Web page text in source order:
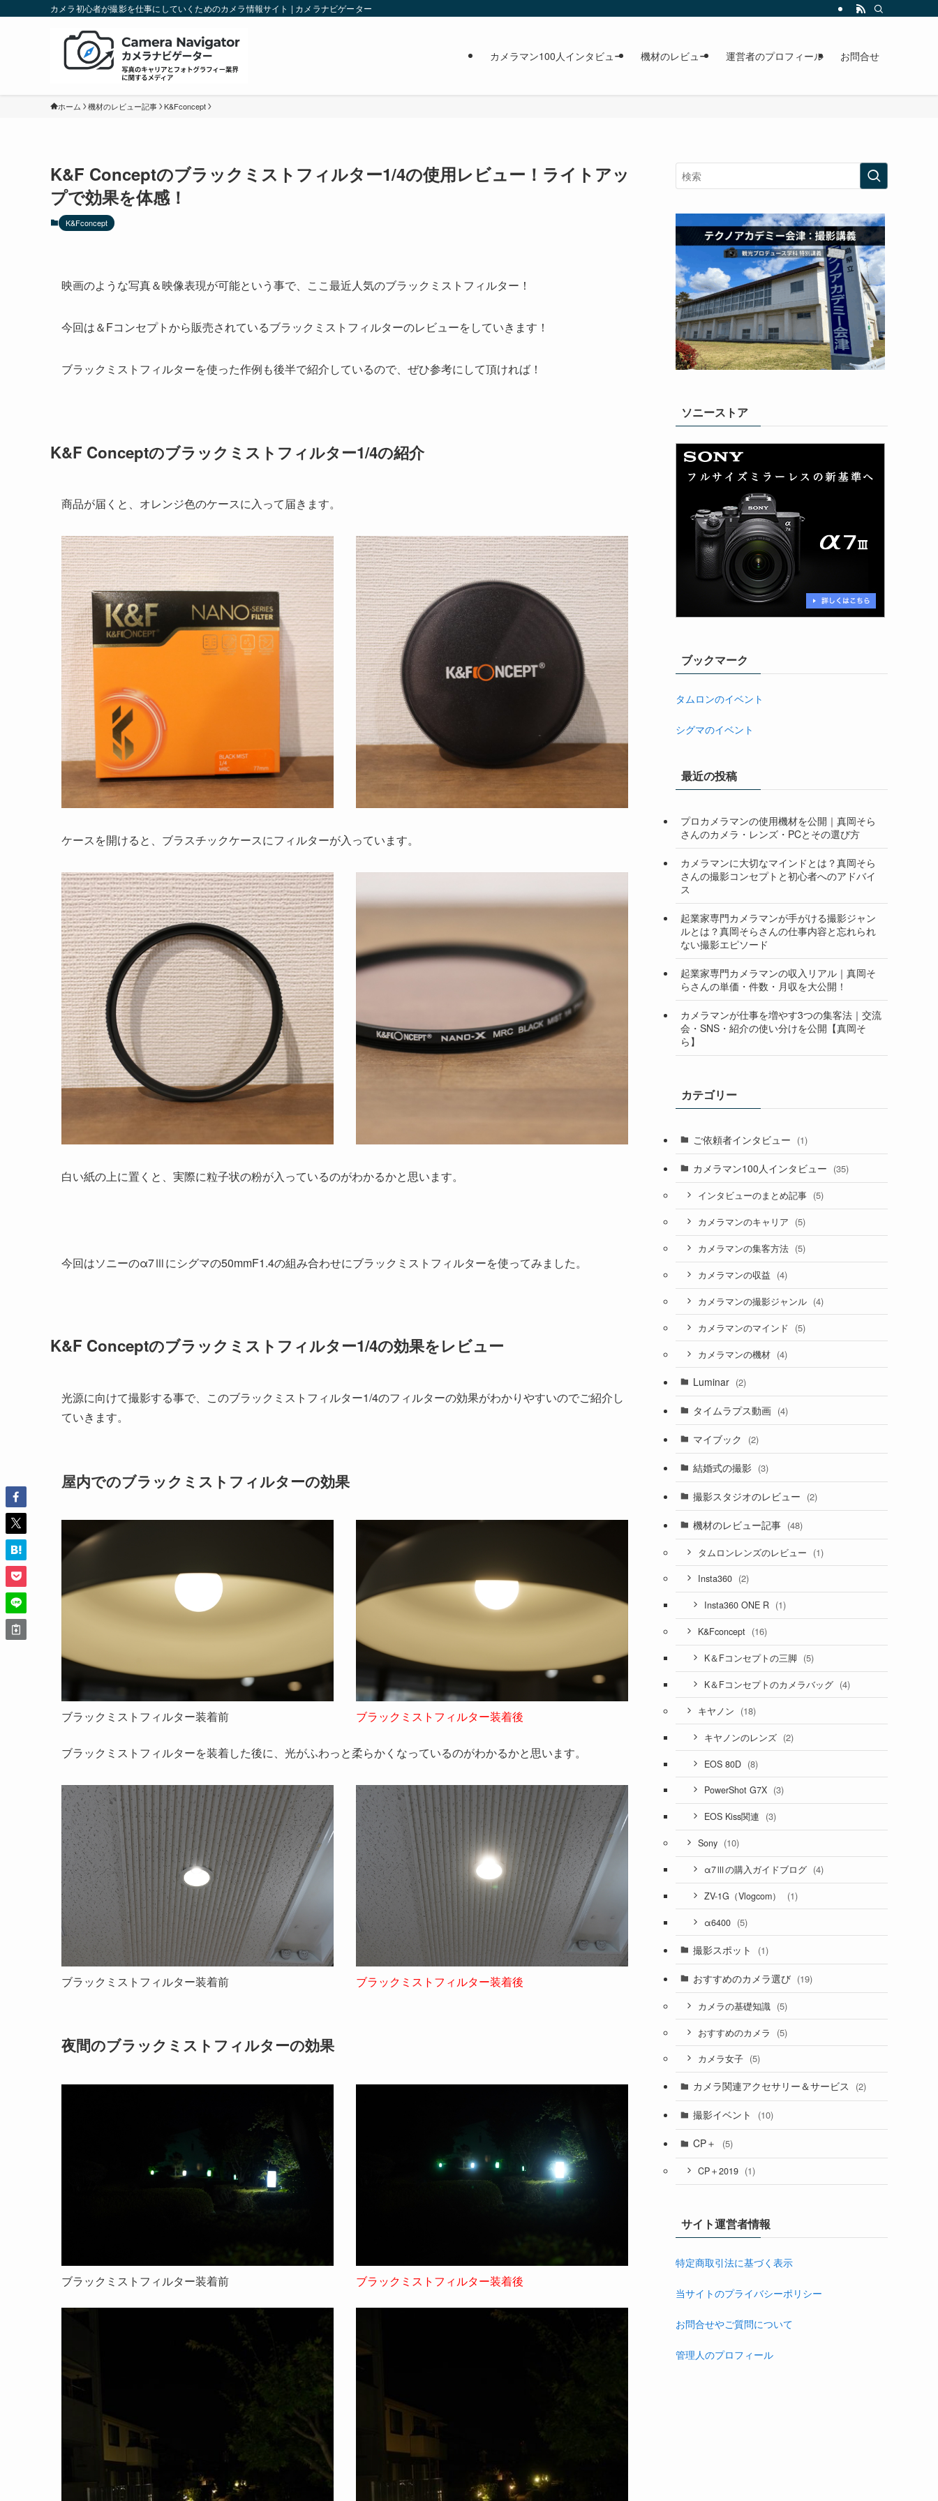
カメラ初心者が撮影を仕事にしていくためのカメラ情報サイト | カメラナビゲーター
カメラマン100人インタビュー 機材のレビュー 運営者のプロフィール お問合せ
ホーム 機材のレビュー記事 K&Fconcept
K&F Conceptのブラックミストフィルター1/4の使用レビュー！ライトアッ
プで効果を体感！
K&Fconcept
映画のような写真＆映像表現が可能という事で、ここ最近人気のブラックミストフィルター！
今回は＆Fコンセプトから販売されているブラックミストフィルターのレビューをしていきます！
ブラックミストフィルターを使った作例も後半で紹介しているので、ぜひ参考にして頂ければ！
K&F Conceptのブラックミストフィルター1/4の紹介
商品が届くと、オレンジ色のケースに入って届きます。
ケースを開けると、ブラスチックケースにフィルターが入っています。
白い紙の上に置くと、実際に粒子状の粉が入っているのがわかるかと思います。
今回はソニーのα7Ⅲにシグマの50mmF1.4の組み合わせにブラックミストフィルターを使ってみました。
K&F Conceptのブラックミストフィルター1/4の効果をレビュー
光源に向けて撮影する事で、このブラックミストフィルター1/4のフィルターの効果がわかりやすいのでご紹介し
ていきます。
屋内でのブラックミストフィルターの効果
ブラックミストフィルター装着前 ブラックミストフィルター装着後
ブラックミストフィルターを装着した後に、光がふわっと柔らかくなっているのがわかるかと思います。
ブラックミストフィルター装着前 ブラックミストフィルター装着後
夜間のブラックミストフィルターの効果
ブラックミストフィルター装着前 ブラックミストフィルター装着後
ソニーストア
ブックマーク
タムロンのイベント
シグマのイベント
最近の投稿
プロカメラマンの使用機材を公開｜真岡そら
さんのカメラ・レンズ・PCとその選び方
カメラマンに大切なマインドとは？真岡そら
さんの撮影コンセプトと初心者へのアドバイ
ス
起業家専門カメラマンが手がける撮影ジャン
ルとは？真岡そらさんの仕事内容と忘れられ
ない撮影エピソード
起業家専門カメラマンの収入リアル｜真岡そ
らさんの単価・件数・月収を大公開！
カメラマンが仕事を増やす3つの集客法｜交流
会・SNS・紹介の使い分けを公開【真岡そ
ら】
カテゴリー
ご依頼者インタビュー (1)
カメラマン100人インタビュー (35)
インタビューのまとめ記事 (5)
カメラマンのキャリア (5)
カメラマンの集客方法 (5)
カメラマンの収益 (4)
カメラマンの撮影ジャンル (4)
カメラマンのマインド (5)
カメラマンの機材 (4)
Luminar (2)
タイムラプス動画 (4)
マイブック (2)
結婚式の撮影 (3)
撮影スタジオのレビュー (2)
機材のレビュー記事 (48)
タムロンレンズのレビュー (1)
Insta360 (2)
Insta360 ONE R (1)
K&Fconcept (16)
K＆Fコンセプトの三脚 (5)
K＆Fコンセプトのカメラバッグ (4)
キヤノン (18)
キヤノンのレンズ (2)
EOS 80D (8)
PowerShot G7X (3)
EOS Kiss関連 (3)
Sony (10)
α7Ⅲの購入ガイドブログ (4)
ZV-1G（Vlogcom） (1)
α6400 (5)
撮影スポット (1)
おすすめのカメラ選び (19)
カメラの基礎知識 (5)
おすすめのカメラ (5)
カメラ女子 (5)
カメラ関連アクセサリー＆サービス (2)
撮影イベント (10)
CP＋ (5)
CP＋2019 (1)
サイト運営者情報
特定商取引法に基づく表示
当サイトのプライバシーポリシー
お問合せやご質問について
管理人のプロフィール